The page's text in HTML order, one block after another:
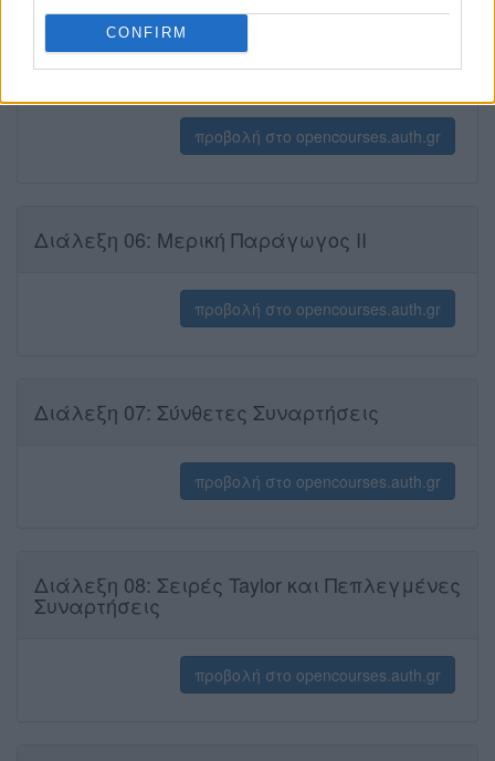
CONFIRM
Διάλεξη 05: Μερική Παράγωγος Ι
προβολή στο opencourses.auth.gr
Διάλεξη 06: Μερική Παράγωγος ΙΙ
προβολή στο opencourses.auth.gr
Διάλεξη 07: Σύνθετες Συναρτήσεις
προβολή στο opencourses.auth.gr
Διάλεξη 08: Σειρές Taylor και Πεπλεγμένες
Συναρτήσεις
προβολή στο opencourses.auth.gr